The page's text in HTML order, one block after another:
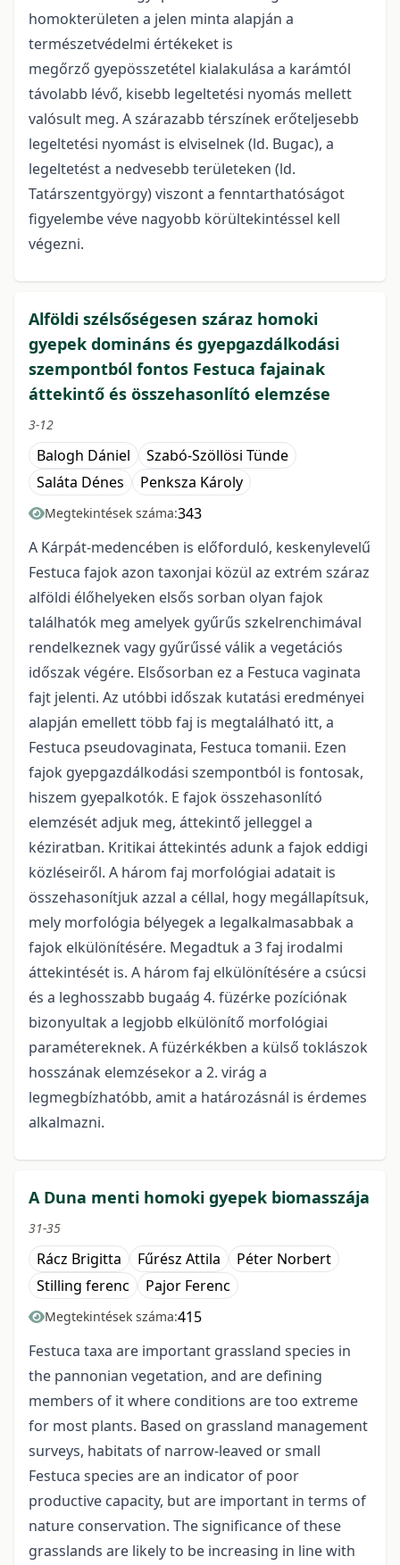
homokterületen a jelen minta alapján a
természetvédelmi értékeket is
megőrző gyepösszetétel kialakulása a karámtól
távolabb lévő, kisebb legeltetési nyomás mellett
valósult meg. A szárazabb térszínek erőteljesebb
legeltetési nyomást is elviselnek (ld. Bugac), a
legeltetést a nedvesebb területeken (ld.
Tatárszentgyörgy) viszont a fenntarthatóságot
figyelembe véve nagyobb körültekintéssel kell
végezni.
Alföldi szélsőségesen száraz homoki
gyepek domináns és gyepgazdálkodási
szempontból fontos Festuca fajainak
áttekintő és összehasonlító elemzése
3-12
Balogh Dániel
Szabó-Szöllösi Tünde
Saláta Dénes
Penksza Károly
Megtekintések száma:343
A Kárpát-medencében is előforduló, keskenylevelű
Festuca fajok azon taxonjai közül az extrém száraz
alföldi élőhelyeken elsős sorban olyan fajok
találhatók meg amelyek gyűrűs szkelrenchimával
rendelkeznek vagy gyűrűssé válik a vegetációs
időszak végére. Elsősorban ez a Festuca vaginata
fajt jelenti. Az utóbbi időszak kutatási eredményei
alapján emellett több faj is megtalálható itt, a
Festuca pseudovaginata, Festuca tomanii. Ezen
fajok gyepgazdálkodási szempontból is fontosak,
hiszem gyepalkotók. E fajok összehasonlító
elemzését adjuk meg, áttekintő jelleggel a
kéziratban. Kritikai áttekintés adunk a fajok eddigi
közléseiről. A három faj morfológiai adatait is
összehasonítjuk azzal a céllal, hogy megállapítsuk,
mely morfológia bélyegek a legalkalmasabbak a
fajok elkülönítésére. Megadtuk a 3 faj irodalmi
áttekintését is. A három faj elkülönítésére a csúcsi
és a leghosszabb bugaág 4. füzérke pozíciónak
bizonyultak a legjobb elkülönítő morfológiai
paramétereknek. A füzérkékben a külső toklászok
hosszának elemzésekor a 2. virág a
legmegbízhatóbb, amit a határozásnál is érdemes
alkalmazni.
A Duna menti homoki gyepek biomasszája
31-35
Rácz Brigitta Fűrész Attila
Péter Norbert
Stilling ferenc
Pajor Ferenc
Megtekintések száma:415
Festuca taxa are important grassland species in
the pannonian vegetation, and are defining
members of it where conditions are too extreme
for most plants. Based on grassland management
surveys, habitats of narrow-leaved or small
Festuca species are an indicator of poor
productive capacity, but are important in terms of
nature conservation. The significance of these
grasslands are likely to be increasing in line with